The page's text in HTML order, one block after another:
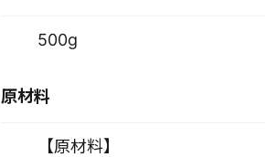
500g
原材料
【原材料】